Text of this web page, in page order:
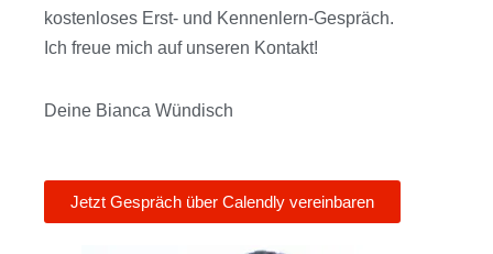
kostenloses Erst- und Kennenlern-Gespräch.
Ich freue mich auf unseren Kontakt!
Deine Bianca Wündisch
Jetzt Gespräch über Calendly vereinbaren